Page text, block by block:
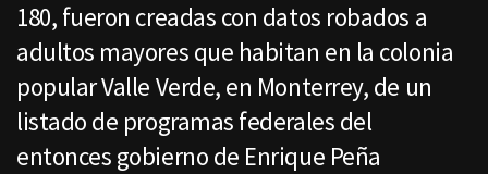
180, fueron creadas con datos robados a
adultos mayores que habitan en la colonia
popular Valle Verde, en Monterrey, de un
listado de programas federales del
entonces gobierno de Enrique Peña